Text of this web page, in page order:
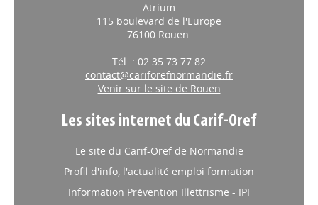
Atrium
115 boulevard de l'Europe
76100 Rouen
Tél. : 02 35 73 77 82
contact@cariforefnormandie.fr
Venir sur le site de Rouen
Les sites internet du Carif-Oref
Le site du Carif-Oref de Normandie
Profil d'info, l'actualité emploi formation
Information Prévention Illettrisme - IPI